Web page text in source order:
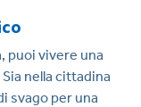
puoi vivere una
nella cittadina
svago per una